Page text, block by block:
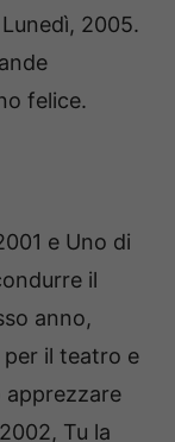
2005.
felice.
e Uno di
il
anno,
il teatro e
apprezzare
Tu la